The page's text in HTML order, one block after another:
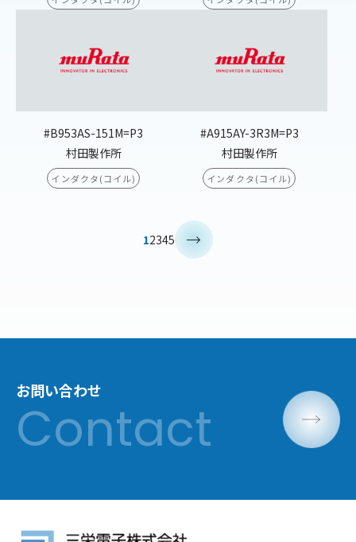
#B953AS-151M=P3
村田製作所
インダクタ(コイル)
#A915AY-3R3M=P3
村田製作所
インダクタ(コイル)
12345
お問い合わせ